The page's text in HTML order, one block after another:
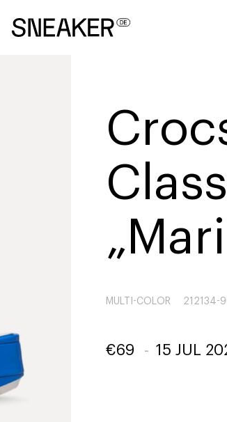
MULTI-COLOR 212134-
€69 - 15 JUL